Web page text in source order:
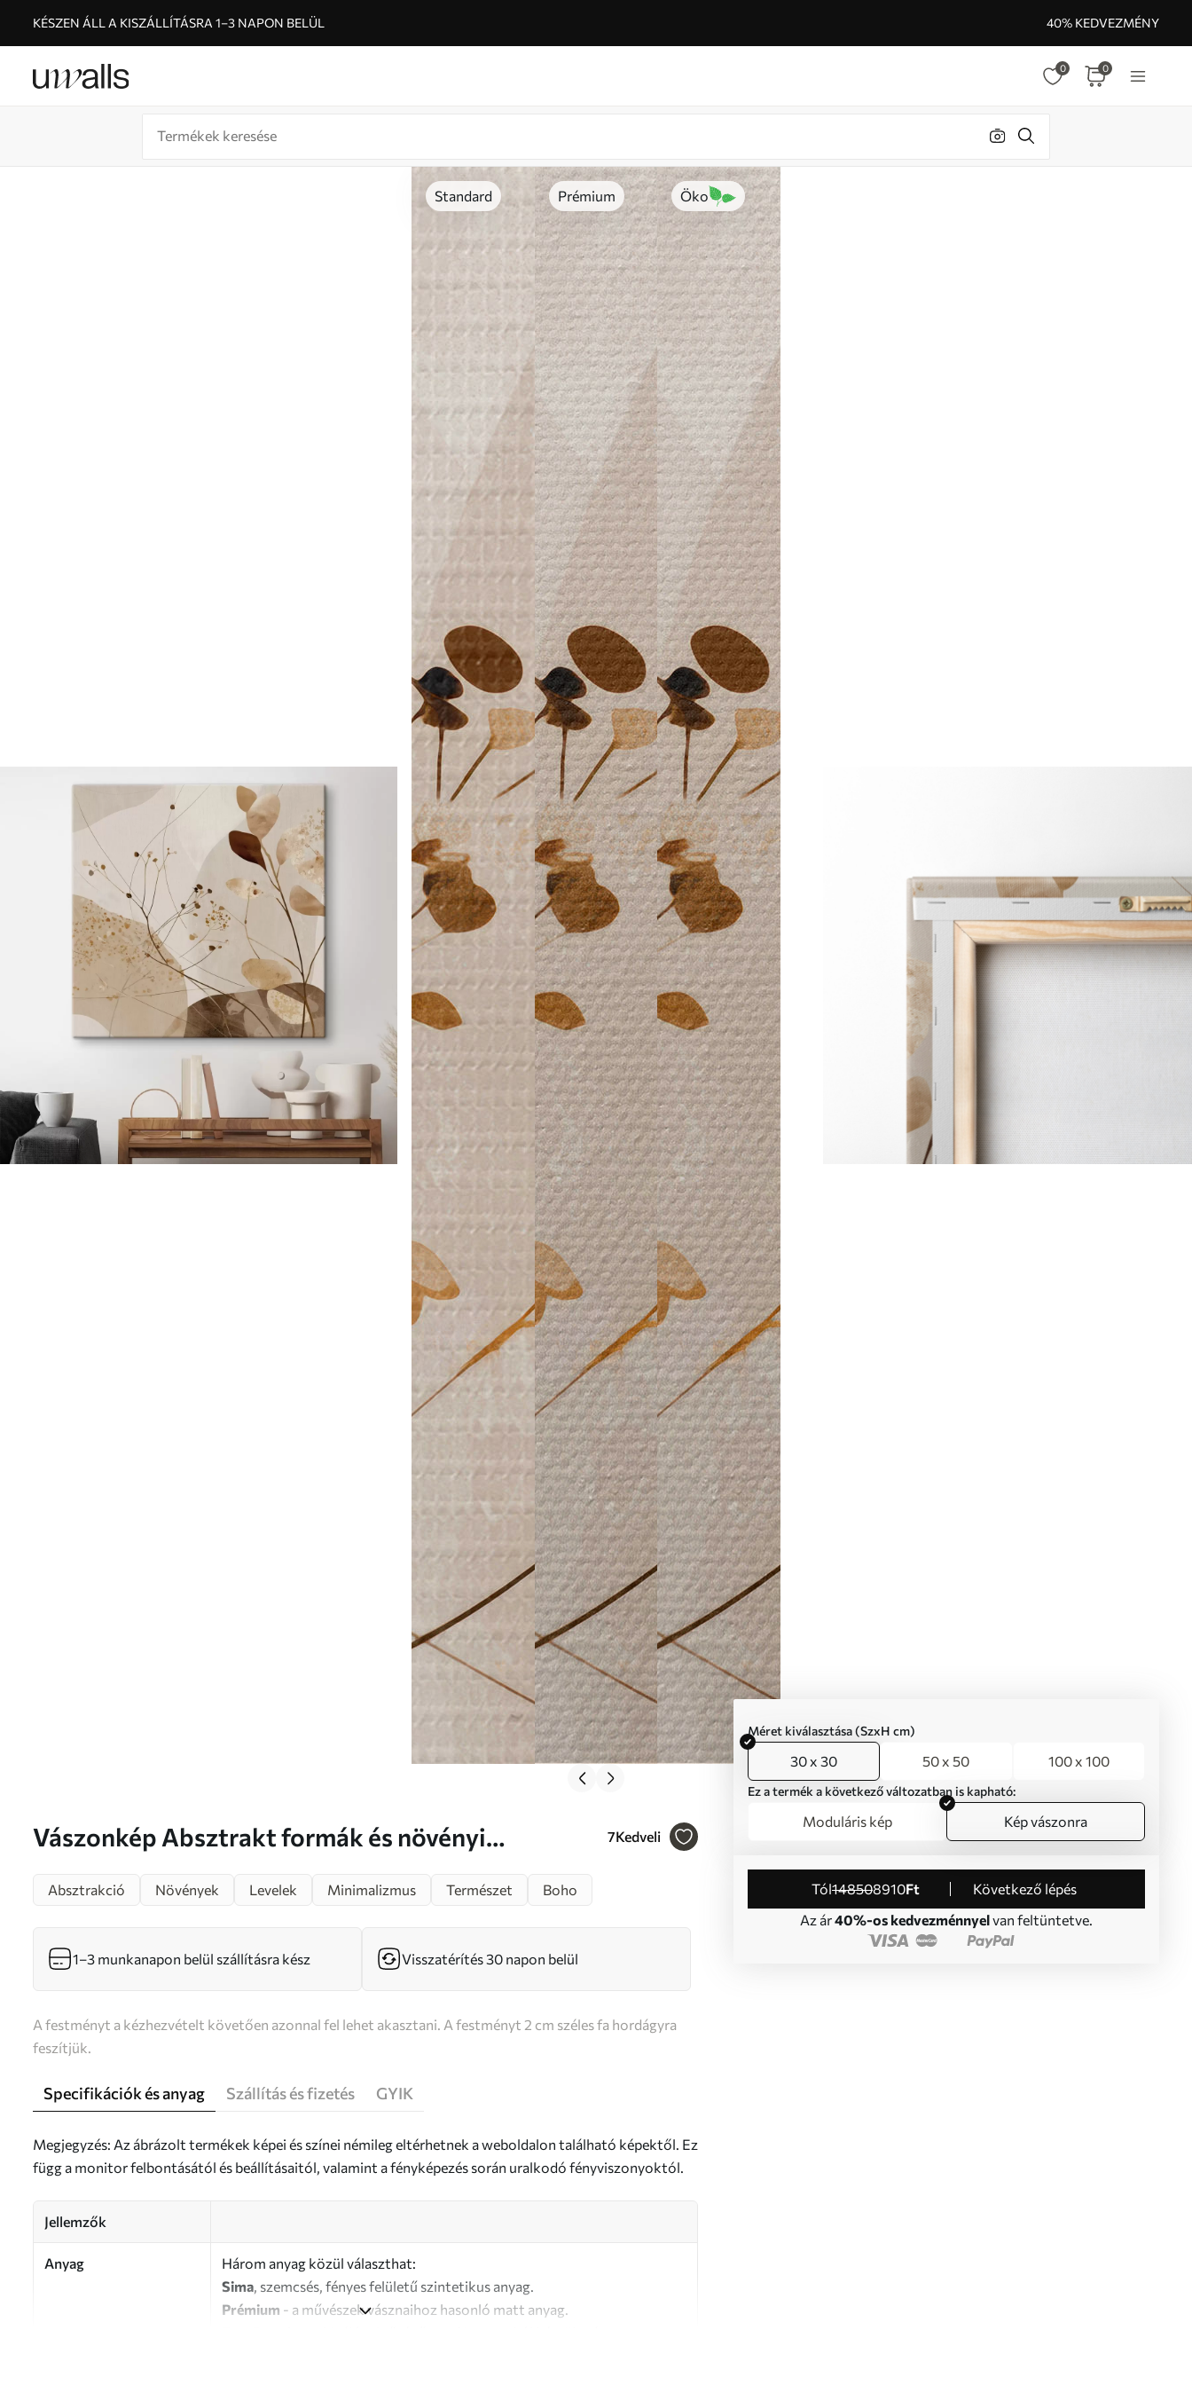
KÉSZEN ÁLL A KISZÁLLÍTÁSRA 1–3 NAPON BELÜL 40% KEDVEZMÉNY
0 0
Standard Prémium Öko
Vászonkép Absztrakt formák és növényi
7Kedveli
Méret kiválasztása (SzxH cm)
30 x 30 50 x 50 100 x 100
Ez a termék a következő változatban is kapható:
Moduláris kép Kép vászonra
Tól148508910Ft
Következő lépés
Az ár40%-os kedvezménnyelvan feltüntetve.
Absztrakció Növények Levelek Minimalizmus Természet Boho
1–3 munkanapon belül szállításra kész Visszatérítés 30 napon belül
A festményt a kézhezvételt követően azonnal fel lehet akasztani. A festményt 2 cm széles fa hordágyra
feszítjük.
Specifikációk és anyag Szállítás és fizetés GYIK
Megjegyzés: Az ábrázolt termékek képei és színei némileg eltérhetnek a weboldalon található képektől. Ez
függ a monitor felbontásától és beállításaitól, valamint a fényképezés során uralkodó fényviszonyoktól.
Jellemzők
Anyag
Három anyag közül választhat:
Sima, szemcsés, fényes felületű szintetikus anyag.
Prémium - a művészek vásznaihoz hasonló matt anyag.